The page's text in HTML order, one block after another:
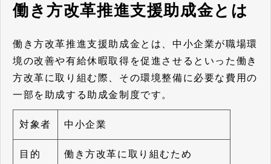
働き方改革推進支援助成金とは
働き方改革推進支援助成金とは、中小企業が職場環
境の改善や有給休暇取得を促進させるといった働き
方改革に取り組む際、その環境整備に必要な費用の
一部を助成する助成金制度です。
対象者 中小企業
目的 働き方改革に取り組むため